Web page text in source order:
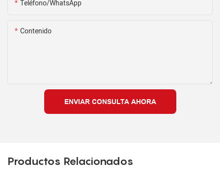
Teléfono/WhatsApp
Contenido
ENVIAR CONSULTA AHORA
Productos Relacionados